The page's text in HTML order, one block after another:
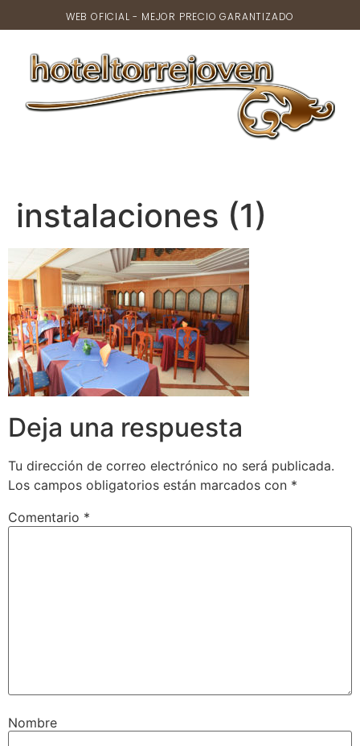
WEB OFICIAL - MEJOR PRECIO GARANTIZADO
instalaciones (1)
Deja una respuesta
Tu dirección de correo electrónico no será publicada.
Los campos obligatorios están marcados con *
Comentario *
Nombre